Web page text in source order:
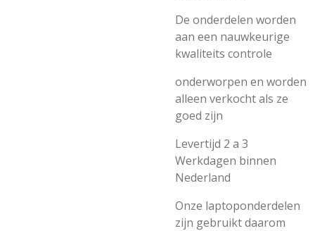
De onderdelen worden
aan een nauwkeurige
kwaliteits controle
onderworpen en worden
alleen verkocht als ze
goed zijn
Levertijd 2 a 3
Werkdagen binnen
Nederland
Onze laptoponderdelen
zijn gebruikt daarom